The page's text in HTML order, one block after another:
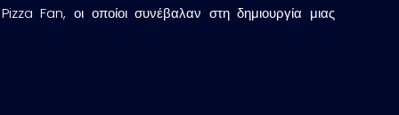
Fan, οι οποίοι συνέβαλαν στη δημιουργία μιας